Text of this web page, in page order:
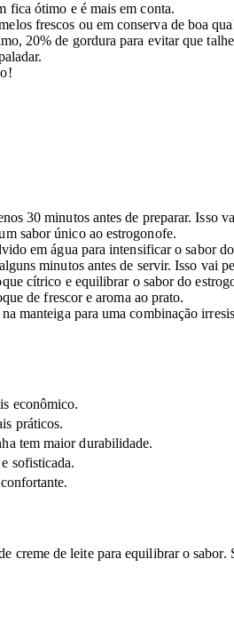
fica ótimo e é mais em conta.
frescos ou em conserva de boa
20% de gordura para evitar que
30 minutos antes de preparar. Isso
sabor único ao estrogonofe.
em água para intensificar o sabor
minutos antes de servir. Isso vai
cítrico e equilibrar o sabor do
de frescor e aroma ao prato.
manteiga para uma combinação
econômico.
práticos.
tem maior durabilidade.
sofisticada.
creme de leite para equilibrar o